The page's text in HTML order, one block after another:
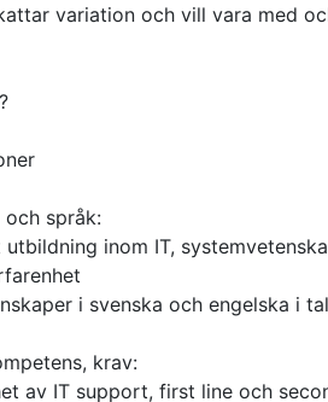
variation och vill vara med
språk:
utbildning inom IT,
i svenska och engelska i
krav:
av IT support, first line och